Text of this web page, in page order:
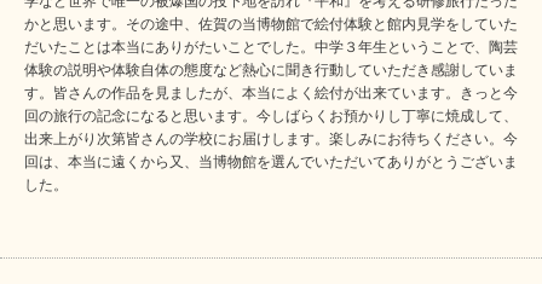
かと思います。その途中、佐賀の当博物館で絵付体験と館内見学をしていた
だいたことは本当にありがたいことでした。中学３年生ということで、陶芸
体験の説明や体験自体の態度など熱心に聞き行動していただき感謝していま
す。皆さんの作品を見ましたが、本当によく絵付が出来ています。きっと今
回の旅行の記念になると思います。今しばらくお預かりし丁寧に焼成して、
出来上がり次第皆さんの学校にお届けします。楽しみにお待ちください。今
回は、本当に遠くから又、当博物館を選んでいただいてありがとうございま
した。